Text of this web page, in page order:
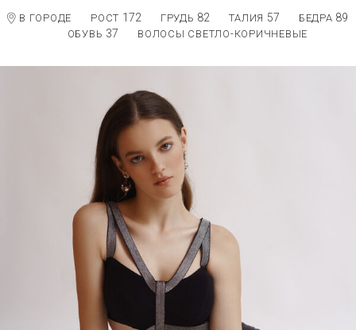
В ГОРОДЕ РОСТ 172 ГРУДЬ 82 ТАЛИЯ 57 БЕДРА 89
ОБУВЬ 37 ВОЛОСЫ СВЕТЛО-КОРИЧНЕВЫЕ